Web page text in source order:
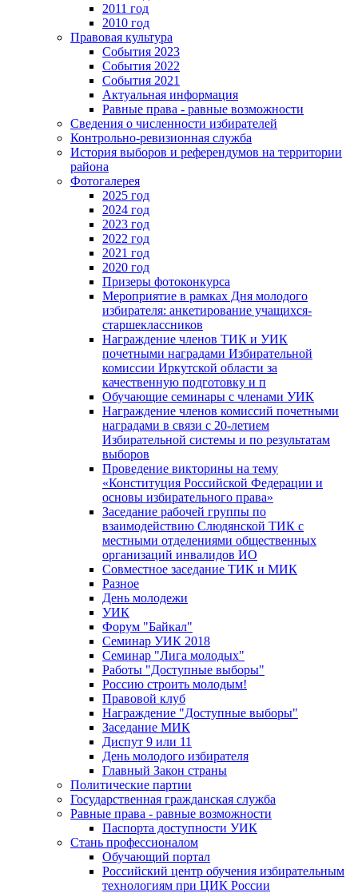
2011 год
2010 год
Правовая культура
События 2023
События 2022
События 2021
Актуальная информация
Равные права - равные возможности
Сведения о численности избирателей
Контрольно-ревизионная служба
История выборов и референдумов на территории
района
Фотогалерея
2025 год
2024 год
2023 год
2022 год
2021 год
2020 год
Призеры фотоконкурса
Мероприятие в рамках Дня молодого
избирателя: анкетирование учащихся-
старшеклассников
Награждение членов ТИК и УИК
почетными наградами Избирательной
комиссии Иркутской области за
качественную подготовку и п
Обучающие семинары с членами УИК
Награждение членов комиссий почетными
наградами в связи с 20-летием
Избирательной системы и по результатам
выборов
Проведение викторины на тему
«Конституция Российской Федерации и
основы избирательного права»
Заседание рабочей группы по
взаимодействию Слюдянской ТИК с
местными отделениями общественных
организаций инвалидов ИО
Совместное заседание ТИК и МИК
Разное
День молодежи
УИК
Форум "Байкал"
Семинар УИК 2018
Семинар "Лига молодых"
Работы "Доступные выборы"
Россию строить молодым!
Правовой клуб
Награждение "Доступные выборы"
Заседание МИК
Диспут 9 или 11
День молодого избирателя
Главный Закон страны
Политические партии
Государственная гражданская служба
Равные права - равные возможности
Паспорта доступности УИК
Стань профессионалом
Обучающий портал
Российский центр обучения избирательным
технологиям при ЦИК России